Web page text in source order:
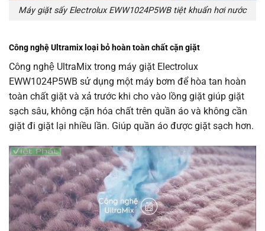
Máy giặt sấy Electrolux EWW1024P5WB tiệt khuẩn hơi nước
Công nghệ Ultramix loại bỏ hoàn toàn chất cặn giặt
Công nghệ UltraMix trong máy giặt Electrolux
EWW1024P5WB sử dụng một máy bơm để hòa tan hoàn
toàn chất giặt và xả trước khi cho vào lồng giặt giúp giặt
sạch sâu, không cặn hóa chất trên quần áo và không cần
giặt đi giặt lại nhiều lần. Giúp quần áo được giặt sạch hơn.